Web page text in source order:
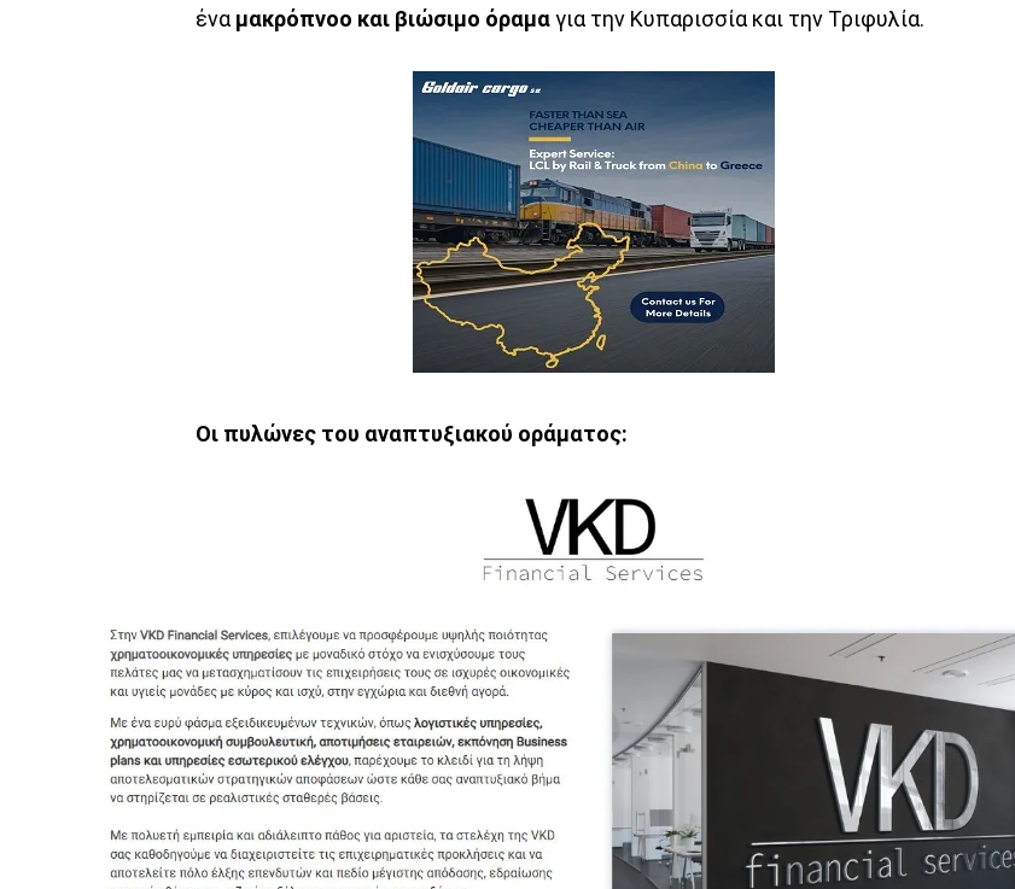
ένα μακρόπνοο και βιώσιμο όραμαγια την Κυπαρισσία και την Τριφυλία.
Οι πυλώνες του αναπτυξιακού οράματος: